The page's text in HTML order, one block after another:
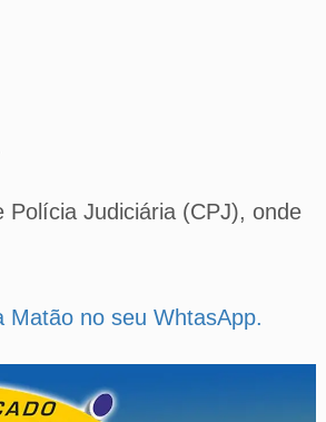
Polícia Judiciária (CPJ), onde
Matão no seu WhtasApp.